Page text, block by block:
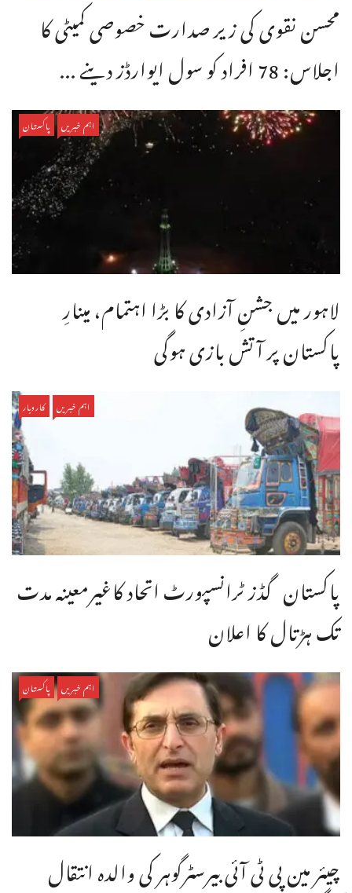
محسن نقوی کی زیر صدارت خصوصی کمیٹی کا
اجلاس: 78 افراد کو سول ایوارڈز دینے ...
اہم خبریں پاکستان
لاہور میں جشنِ آزادی کا بڑا اہتمام، مینارِ
پاکستان پر آتش بازی ہوگی
اہم خبریں کاروبار
پاکستان گڈز ٹرانسپورٹ اتحاد کاغیرمعینہ مدت
تک ہڑتال کا اعلان
اہم خبریں پاکستان
چیئر مین پی ٹی آئی بیرسٹرگوہر کی والدہ انتقال